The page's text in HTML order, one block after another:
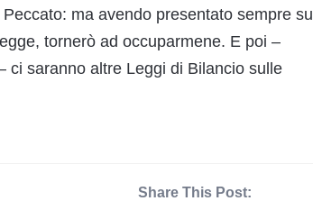
ma avendo presentato sempre su
tornerò ad occuparmene. E poi –
ci saranno altre Leggi di Bilancio sulle
Share This Post: